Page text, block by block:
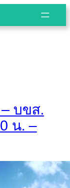
บขส.
น. –